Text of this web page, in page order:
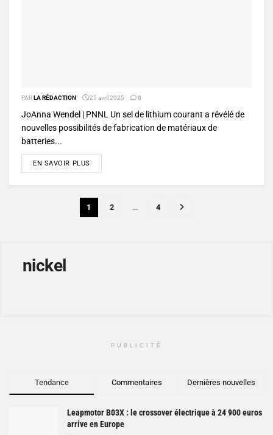
PARLA RÉDACTION 25 avril 2025 0
JoAnna Wendel | PNNL Un sel de lithium courant a révélé de
nouvelles possibilités de fabrication de matériaux de
batteries...
EN SAVOIR PLUS
1 2 … 4
nickel
PUBLICITÉ
Tendance Commentaires Dernières nouvelles
Leapmotor B03X : le crossover électrique à 24 900 euros
arrive en Europe